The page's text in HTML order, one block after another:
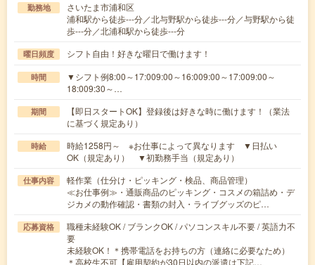
勤務地
さいたま市浦和区
浦和駅から徒歩---分／北与野駅から徒歩---分／与野駅から徒
歩---分／北浦和駅から徒歩---分
曜日頻度 シフト自由！好きな曜日で働けます！
時間
▼シフト例8:00～17:009:00～16:009:00～17:009:00～
18:009:30～…
期間
【即日スタートOK】登録後は好きな時に働けます！（業法
に基づく規定あり）
時給
時給1258円～ ※お仕事によって異なります ▼日払い
OK（規定あり） ▼初勤務手当（規定あり）
仕事内容
軽作業（仕分け・ピッキング・検品、商品管理）
≪お仕事例≫・通販商品のピッキング・コスメの箱詰め・デ
ジカメの動作確認・書類の封入・ライブグッズのピ…
応募資格
職種未経験OK / ブランクOK / パソコンスキル不要 / 英語力不
要
未経験OK！＊携帯電話をお持ちの方（連絡に必要なため）
＊高校生不可【雇用契約が30日以内の派遣は下記…